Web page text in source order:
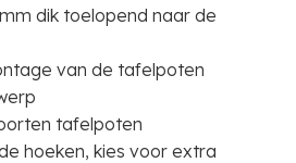
dik toelopend naar de
van de tafelpoten
tafelpoten
hoeken, kies voor extra